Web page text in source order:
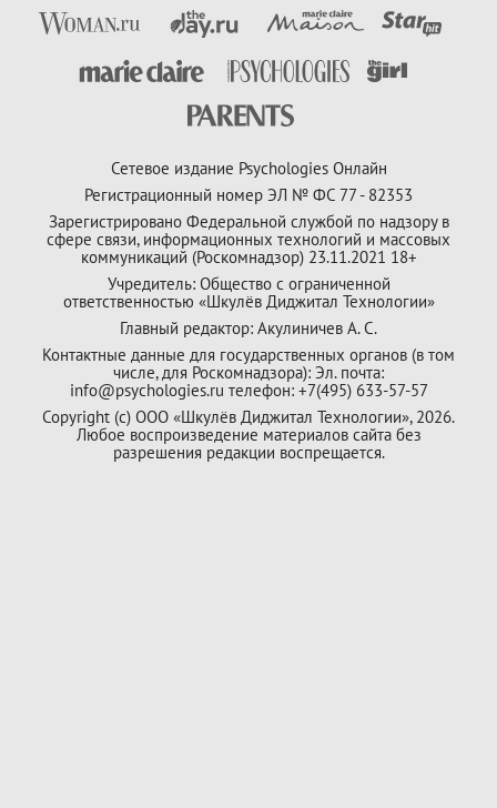
Сетевое издание Psychologies Онлайн
Регистрационный номер ЭЛ № ФС 77 - 82353
Зарегистрировано Федеральной службой по надзору в
сфере связи, информационных технологий и массовых
коммуникаций (Роскомнадзор) 23.11.2021 18+
Учредитель: Общество с ограниченной
ответственностью «Шкулёв Диджитал Технологии»
Главный редактор: Акулиничев А. С.
Контактные данные для государственных органов (в том
числе, для Роскомнадзора): Эл. почта:
info@psychologies.ru телефон: +7(495) 633-57-57
Copyright (с) ООО «Шкулёв Диджитал Технологии», 2026.
Любое воспроизведение материалов сайта без
разрешения редакции воспрещается.